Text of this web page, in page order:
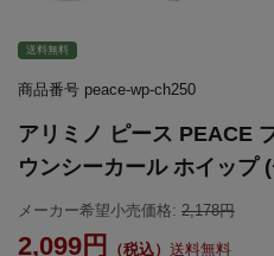
送料無料
商品番号 peace-wp-ch250
アリミノ ピース PEACE
ウンシーカール ホイップ
メーカー希望小売価格: 2,178
2,099 送料無料